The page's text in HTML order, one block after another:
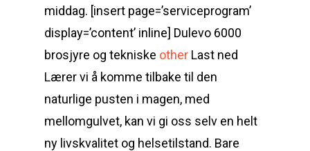
middag. [insert page=’serviceprogram’
display=’content’ inline] Dulevo 6000
brosjyre og tekniske other Last ned
Lærer vi å komme tilbake til den
naturlige pusten i magen, med
mellomgulvet, kan vi gi oss selv en helt
ny livskvalitet og helsetilstand. Bare